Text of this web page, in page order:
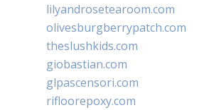
lilyandrosetearoom.com
olivesburgberrypatch.com
theslushkids.com
giobastian.com
glpascensori.com
rifloorepoxy.com